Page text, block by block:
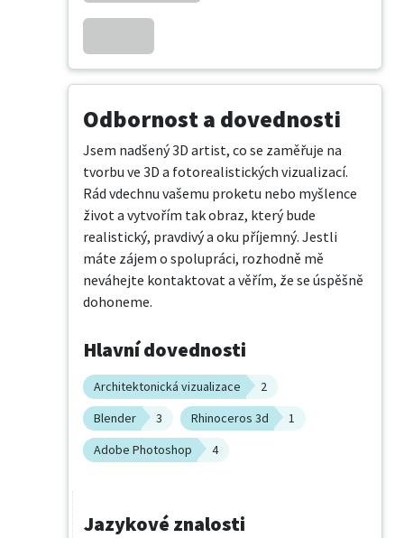
Odbornost a dovednosti
Jsem nadšený 3D artist, co se zaměřuje na
tvorbu ve 3D a fotorealistických vizualizací.
Rád vdechnu vašemu proketu nebo myšlence
život a vytvořím tak obraz, který bude
realistický, pravdivý a oku příjemný. Jestli
máte zájem o spolupráci, rozhodně mě
neváhejte kontaktovat a věřím, že se úspěšně
dohoneme.
Hlavní dovednosti
Architektonická vizualizace
2
Blender
3 Rhinoceros 3d
1
Adobe Photoshop
4
Jazykové znalosti